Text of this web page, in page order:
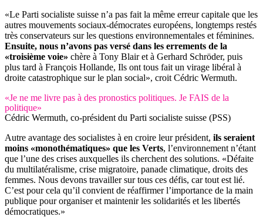
«Le Parti socialiste suisse n’a pas fait la même erreur capitale que les
autres mouvements sociaux-démocrates européens, longtemps restés
très conservateurs sur les questions environnementales et féminines.
Ensuite, nous n’avons pas versé dans les errements de la
«troisième voie» chère à Tony Blair et à Gerhard Schröder, puis
plus tard à François Hollande, Ils ont tous fait un virage libéral à
droite catastrophique sur le plan social», croit Cédric Wermuth.
«Je ne me livre pas à des pronostics politiques. Je FAIS de la
politique»
Cédric Wermuth, co-président du Parti socialiste suisse (PSS)
Autre avantage des socialistes à en croire leur président, ils seraient
moins «monothématiques» que les Verts, l’environnement n’étant
que l’une des crises auxquelles ils cherchent des solutions. «Défaite
du multilatéralisme, crise migratoire, panade climatique, droits des
femmes. Nous devons travailler sur tous ces défis, car tout est lié.
C’est pour cela qu’il convient de réaffirmer l’importance de la main
publique pour organiser et maintenir les solidarités et les libertés
démocratiques.»